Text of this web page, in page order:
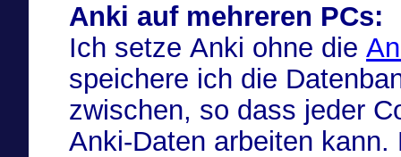
Anki auf mehreren PCs:
Ich setze Anki ohne die
speichere ich die
zwischen, so dass jeder
Anki-Daten arbeiten